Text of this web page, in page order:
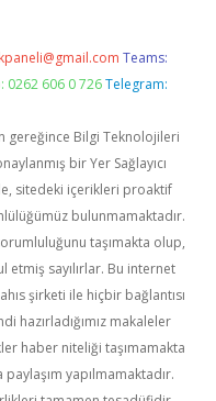
Teams:
0262 606 0 726 Telegram:
gereğince Bilgi Teknolojileri
bir Yer Sağlayıcı
sitedeki içerikleri proaktif
bulunmamaktadır.
taşımakta olup,
sayılırlar. Bu internet
şirketi ile hiçbir bağlantısı
hazırladığımız makaleler
haber niteliği taşımamakta
yapılmamaktadır.